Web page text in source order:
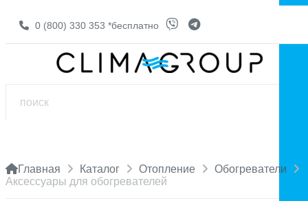
0 (800) 330 353 *бесплатно
Главная Каталог Отопление
Обогреватели
Аксессуары для обогревателей